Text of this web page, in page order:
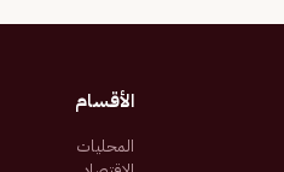
الأقسام
المحليات